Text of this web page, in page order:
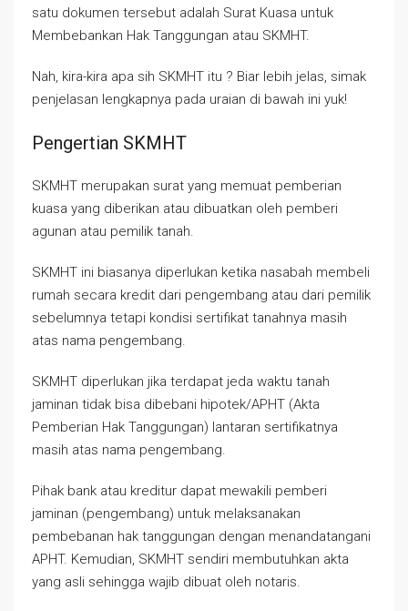
satu dokumen tersebut adalah Surat Kuasa untuk
Membebankan Hak Tanggungan atau SKMHT.
Nah, kira-kira apa sih SKMHT itu ? Biar lebih jelas, simak
penjelasan lengkapnya pada uraian di bawah ini yuk!
Pengertian SKMHT
SKMHT merupakan surat yang memuat pemberian
kuasa yang diberikan atau dibuatkan oleh pemberi
agunan atau pemilik tanah.
SKMHT ini biasanya diperlukan ketika nasabah membeli
rumah secara kredit dari pengembang atau dari pemilik
sebelumnya tetapi kondisi sertifikat tanahnya masih
atas nama pengembang.
SKMHT diperlukan jika terdapat jeda waktu tanah
jaminan tidak bisa dibebani hipotek/APHT (Akta
Pemberian Hak Tanggungan) lantaran sertifikatnya
masih atas nama pengembang.
Pihak bank atau kreditur dapat mewakili pemberi
jaminan (pengembang) untuk melaksanakan
pembebanan hak tanggungan dengan menandatangani
APHT. Kemudian, SKMHT sendiri membutuhkan akta
yang asli sehingga wajib dibuat oleh notaris.